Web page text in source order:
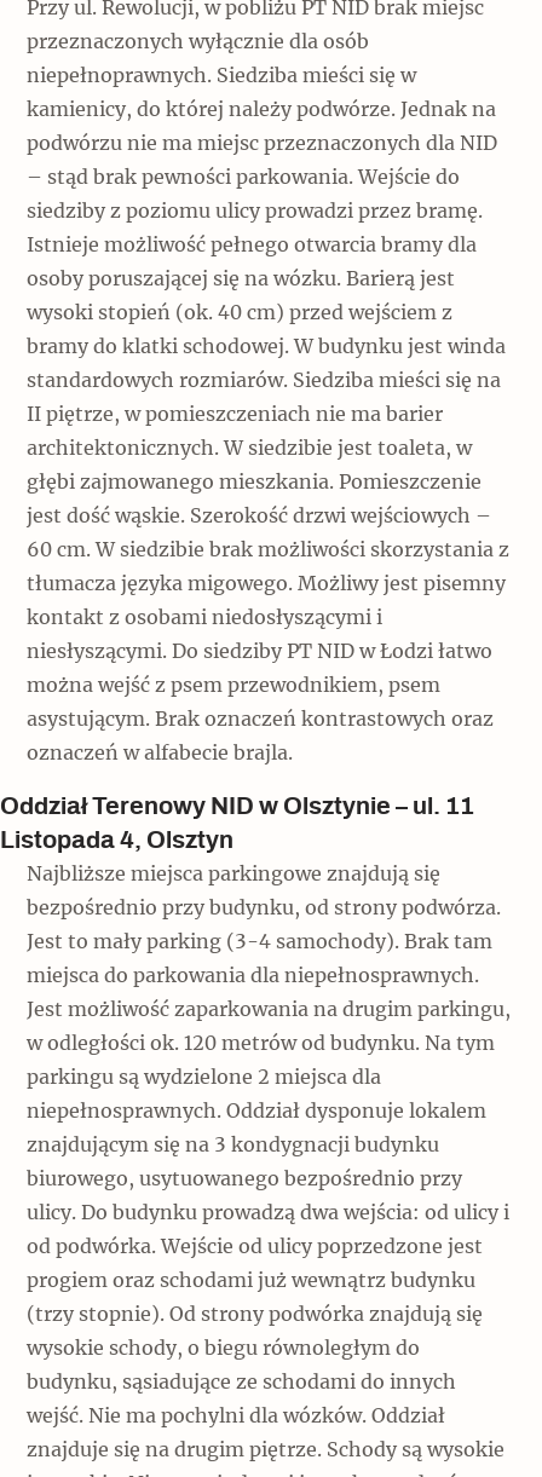
Przy ul. Rewolucji, w pobliżu PT NID brak miejsc
przeznaczonych wyłącznie dla osób
niepełnoprawnych. Siedziba mieści się w
kamienicy, do której należy podwórze. Jednak na
podwórzu nie ma miejsc przeznaczonych dla NID
– stąd brak pewności parkowania. Wejście do
siedziby z poziomu ulicy prowadzi przez bramę.
Istnieje możliwość pełnego otwarcia bramy dla
osoby poruszającej się na wózku. Barierą jest
wysoki stopień (ok. 40 cm) przed wejściem z
bramy do klatki schodowej. W budynku jest winda
standardowych rozmiarów. Siedziba mieści się na
II piętrze, w pomieszczeniach nie ma barier
architektonicznych. W siedzibie jest toaleta, w
głębi zajmowanego mieszkania. Pomieszczenie
jest dość wąskie. Szerokość drzwi wejściowych –
60 cm. W siedzibie brak możliwości skorzystania z
tłumacza języka migowego. Możliwy jest pisemny
kontakt z osobami niedosłyszącymi i
niesłyszącymi. Do siedziby PT NID w Łodzi łatwo
można wejść z psem przewodnikiem, psem
asystującym. Brak oznaczeń kontrastowych oraz
oznaczeń w alfabecie brajla.
Oddział Terenowy NID w Olsztynie – ul. 11
Listopada 4, Olsztyn
Najbliższe miejsca parkingowe znajdują się
bezpośrednio przy budynku, od strony podwórza.
Jest to mały parking (3-4 samochody). Brak tam
miejsca do parkowania dla niepełnosprawnych.
Jest możliwość zaparkowania na drugim parkingu,
w odległości ok. 120 metrów od budynku. Na tym
parkingu są wydzielone 2 miejsca dla
niepełnosprawnych. Oddział dysponuje lokalem
znajdującym się na 3 kondygnacji budynku
biurowego, usytuowanego bezpośrednio przy
ulicy. Do budynku prowadzą dwa wejścia: od ulicy i
od podwórka. Wejście od ulicy poprzedzone jest
progiem oraz schodami już wewnątrz budynku
(trzy stopnie). Od strony podwórka znajdują się
wysokie schody, o biegu równoległym do
budynku, sąsiadujące ze schodami do innych
wejść. Nie ma pochylni dla wózków. Oddział
znajduje się na drugim piętrze. Schody są wysokie